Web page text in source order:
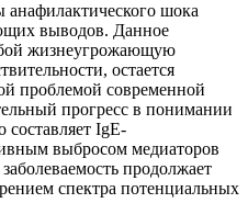
шока
выводов. Данное
жизнеугрожающую
остается
проблемой современной
прогресс в понимании
составляет IgE-
выбросом медиаторов
продолжает
спектра потенциальных